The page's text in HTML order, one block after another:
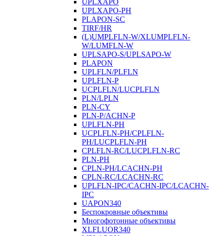
UPLXAPO-PH
PLAPON-SC
TIRF/HR
(L)UMPLFLN-W/XLUMPLFLN-
W/LUMFLN-W
UPLSAPO-S/UPLSAPO-W
PLAPON
UPLFLN/PLFLN
UPLFLN-P
UCPLFLN/LUCPLFLN
PLN/LPLN
PLN-CY
PLN-P/ACHN-P
UPLFLN-PH
UCPLFLN-PH/CPLFLN-
PH/LUCPLFLN-PH
CPLFLN-RC/LUCPLFLN-RC
PLN-PH
CPLN-PH/LCACHN-PH
CPLN-RC/LCACHN-RC
UPLFLN-IPC/CACHN-IPC/LCACHN-
IPC
UAPON340
Беспокровные объективы
Многофотонные объективы
XLFLUOR340